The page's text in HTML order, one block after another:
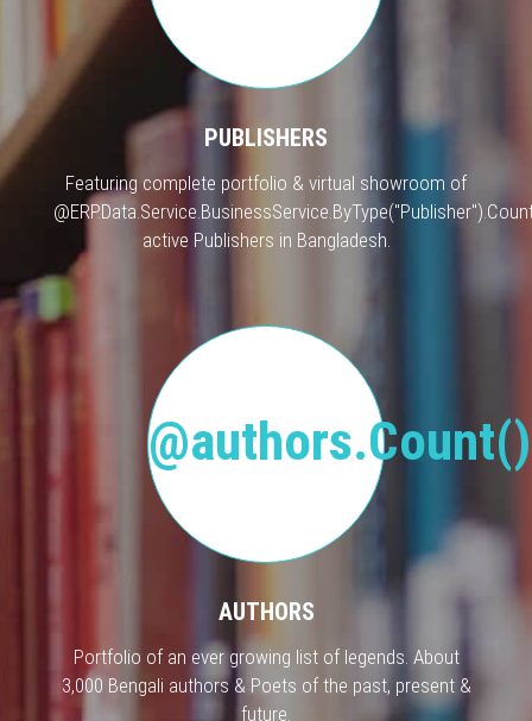
PUBLISHERS
Featuring complete portfolio & virtual showroom of
active Publishers in Bangladesh.
AUTHORS
Portfolio of an ever growing list of legends. About
3,000 Bengali authors & Poets of the past, present &
future.